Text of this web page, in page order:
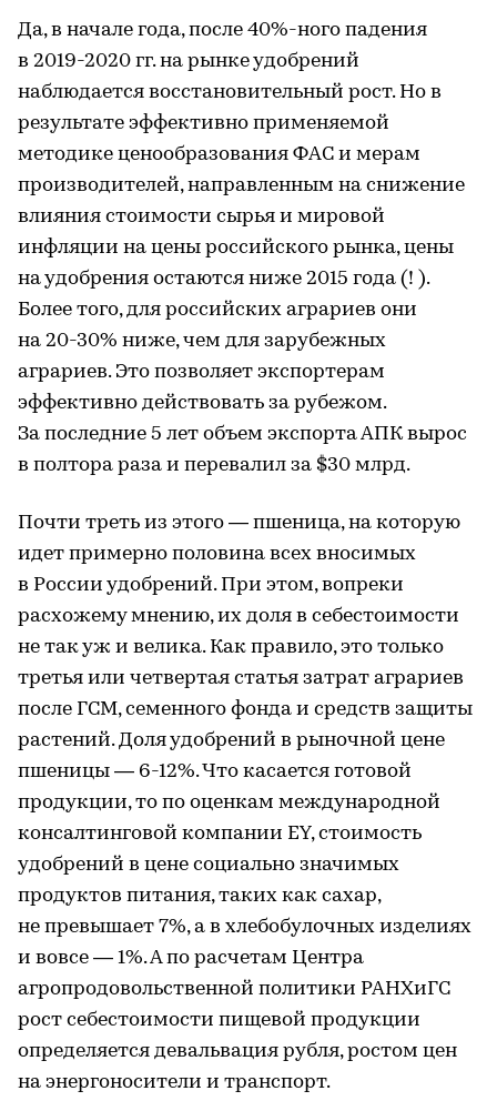
Да, в начале года, после 40%-ного падения
в 2019-2020 гг. на рынке удобрений
наблюдается восстановительный рост. Но в
результате эффективно применяемой
методике ценообразования ФАС и мерам
производителей, направленным на снижение
влияния стоимости сырья и мировой
инфляции на цены российского рынка, цены
на удобрения остаются ниже 2015 года (! ).
Более того, для российских аграриев они
на 20-30% ниже, чем для зарубежных
аграриев. Это позволяет экспортерам
эффективно действовать за рубежом.
За последние 5 лет объем экспорта АПК вырос
в полтора раза и перевалил за $30 млрд.
Почти треть из этого — пшеница, на которую
идет примерно половина всех вносимых
в России удобрений. При этом, вопреки
расхожему мнению, их доля в себестоимости
не так уж и велика. Как правило, это только
третья или четвертая статья затрат аграриев
после ГСМ, семенного фонда и средств защиты
растений. Доля удобрений в рыночной цене
пшеницы — 6-12%. Что касается готовой
продукции, то по оценкам международной
консалтинговой компании EY, стоимость
удобрений в цене социально значимых
продуктов питания, таких как сахар,
не превышает 7%, а в хлебобулочных изделиях
и вовсе — 1%. А по расчетам Центра
агропродовольственной политики РАНХиГС
рост себестоимости пищевой продукции
определяется девальвация рубля, ростом цен
на энергоносители и транспорт.